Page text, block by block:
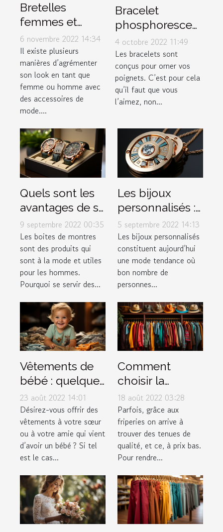
Bretelles
femmes et
hommes :
comment les
porter ?
6 novembre 2022 14:34
Il existe plusieurs
manières d’agrémenter
son look en tant que
femme ou homme avec
des accessoires de
mode....
Bracelet
phosphorescent
: illuminez votre
poignet !
4 octobre 2022 11:49
Les bracelets sont
conçus pour orner vos
poignets. C’est pour cela
qu’il faut que vous
l’aimez, non...
Quels sont les
avantages de se
procurer les
différentes
boites de
montres à la
mode ?
9 septembre 2022 00:35
Les boites de montres
sont des produits qui
sont à la mode et utiles
pour les hommes.
Pourquoi se servir des...
Les bijoux
personnalisés :
une mode en
expansion
5 septembre 2022 14:13
Les bijoux personnalisés
constituent aujourd’hui
une mode tendance où
bon nombre de
personnes...
Vêtements de
bébé : quelques
conseils pour
faire de bon
choix
23 août 2022 14:01
Désirez-vous offrir des
vêtements à votre sœur
ou à votre amie qui vient
d’avoir un bébé ? Si tel
est le cas...
Comment
choisir la
meilleure
friperie en ligne
?
18 août 2022 03:28
Parfois, grâce aux
friperies on arrive à
trouver des tenues de
qualité, et ce, à prix bas.
Pour rendre...